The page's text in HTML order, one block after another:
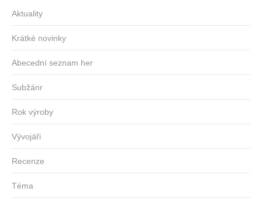
Aktuality
Krátké novinky
Abecední seznam her
Subžánr
Rok výroby
Vývojáři
Recenze
Téma